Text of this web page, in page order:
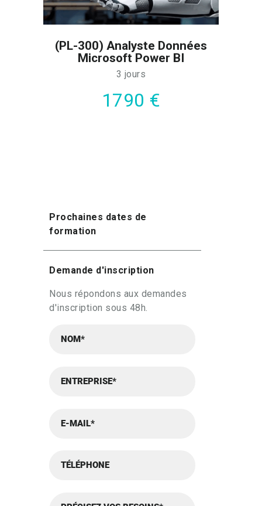
(PL-300) Analyste Données
Microsoft Power BI
3 jours
1790 €
Prochaines dates de
formation
Demande d'inscription
Nous répondons aux demandes
d'inscription sous 48h.